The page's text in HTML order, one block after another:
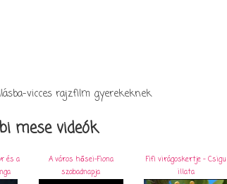
vicces rajzfilm gyerekeknek
mese videók
és a
A város hősei-Fiona
szabadnapja
Fifi virágoskertje - Csigu
illata